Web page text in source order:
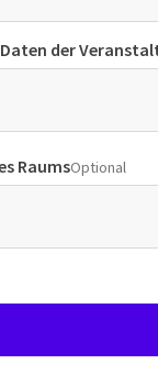
der
RaumsOptional